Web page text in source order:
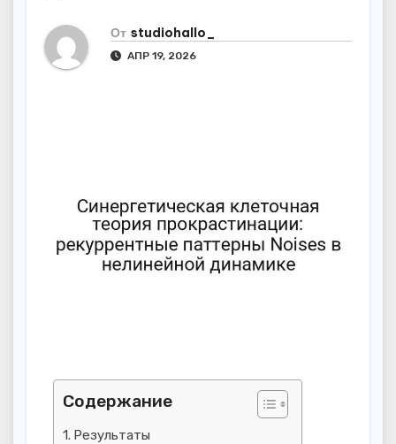
От studiohallo_
АПР 19, 2026
Содержание
Результаты